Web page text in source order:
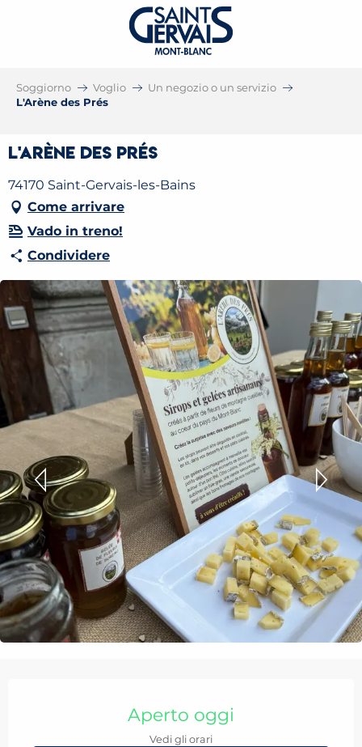
Soggiorno Voglio
Un negozio o un servizio
L'Arène des Prés
L'Arène des Prés
74170 Saint-Gervais-les-Bains
Come arrivare
Vado in treno!
Condividere
Aperto oggi
Vedi gli orari